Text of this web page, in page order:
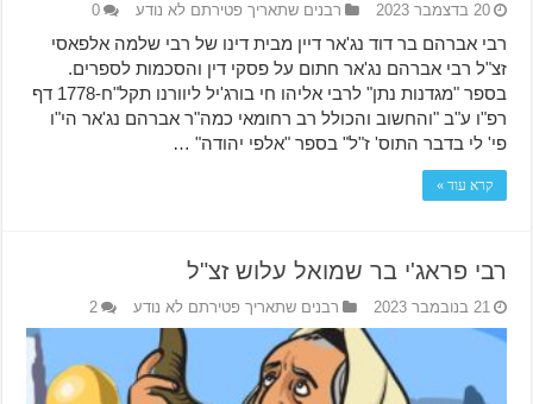
20 בדצמבר 2023 רבנים שתאריך פטירתם לא נודע 0
רבי אברהם בר דוד נג'אר דיין מבית דינו של רבי שלמה אלפאסי
זצ"ל רבי אברהם נג'אר חתום על פסקי דין והסכמות לספרים.
בספר "מגדנות נתן" לרבי אליהו חי בורג'יל ליוורנו תקל"ח-1778 דף
רפ"ו ע"ב "והחשוב והכולל רב רחומאי כמה"ר אברהם נג'אר הי"ו
פי' לי בדבר התוס' ז"ל" בספר "אלפי יהודה" …
קרא עוד »
רבי פראג'י בר שמואל עלוש זצ"ל
21 בנובמבר 2023 רבנים שתאריך פטירתם לא נודע 2